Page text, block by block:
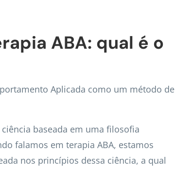
ABA: qual é o
Aplicada como um método de
baseada em uma filosofia
falamos em terapia ABA, estamos
nos princípios dessa ciência, a qual